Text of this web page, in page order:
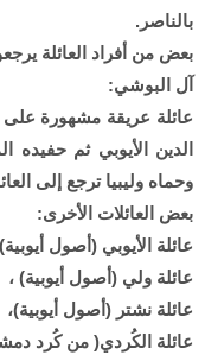
بالناصر.
بعض من أفراد العائلة
آل البوشي:
عائلة عريقة مشهورة
الدين الأيوبي ثم
وحماه وليبيا ترجع إلى
بعض العائلات الأخرى:
عائلة الأيوبي (أصول
عائلة ولي (أصول أيوبية) ،
عائلة نشتر (أصول أيوبية)،
عائلة الكُردي( من كُرد